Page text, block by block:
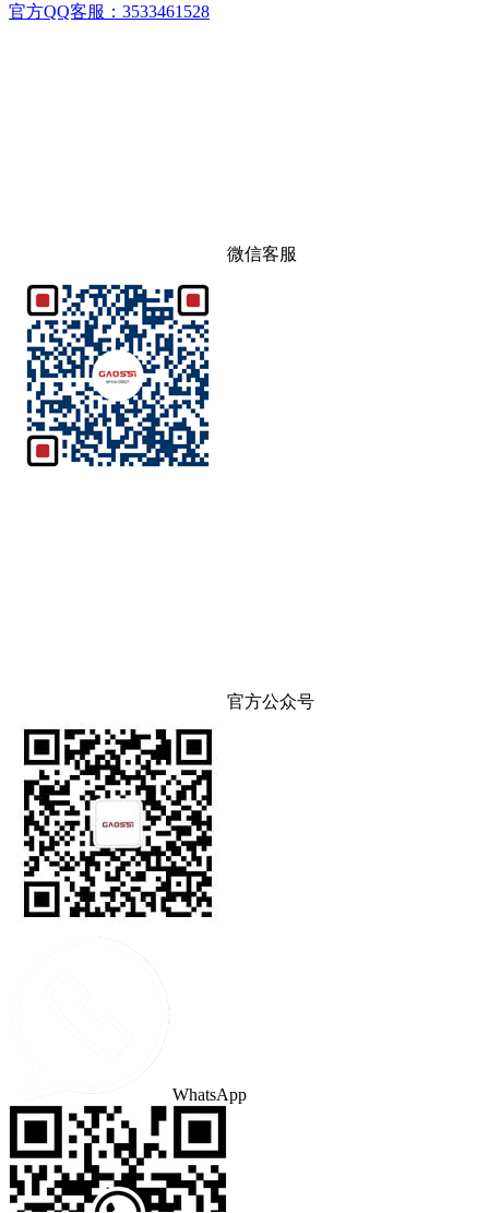
官方QQ客服：3533461528
微信客服
官方公众号
WhatsApp